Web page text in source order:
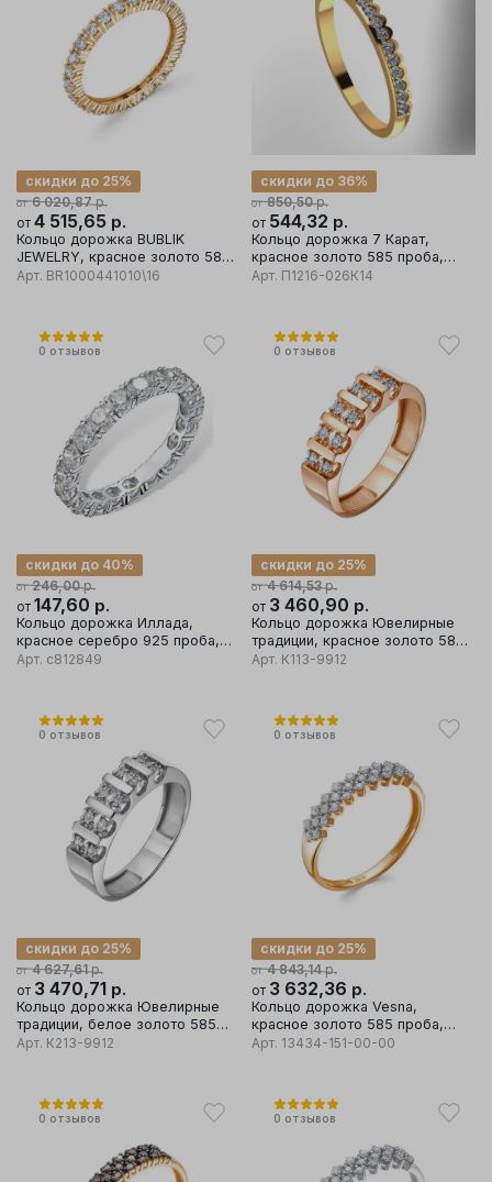
от 6 020,87р.
скидки до 25%
от 4 515,65 р.
Кольцо дорожка BUBLIK
JEWELRY, красное золото 585
проба, вставка бриллиант
Арт. BR1000441010\16
от 850,50р.
скидки до 36%
от 544,32 р.
Кольцо дорожка 7 Карат,
красное золото 585 проба,
вставка фианит
Арт. П1216-026К14
0 отзывов
от 246,00р.
скидки до 40%
от 147,60 р.
Кольцо дорожка Иллада,
красное серебро 925 проба,
вставка фианит
Арт. с812849
0 отзывов
от 4 614,53р.
скидки до 25%
от 3 460,90 р.
Кольцо дорожка Ювелирные
традиции, красное золото 585
проба, вставка бриллиант
Арт. К113-9912
0 отзывов
от 4 627,61р.
скидки до 25%
от 3 470,71 р.
Кольцо дорожка Ювелирные
традиции, белое золото 585
проба, вставка бриллиант
Арт. К213-9912
0 отзывов
от 4 843,14р.
скидки до 25%
от 3 632,36 р.
Кольцо дорожка Vesna,
красное золото 585 проба,
вставка бриллиант
Арт. 13434-151-00-00
0 отзывов 0 отзывов